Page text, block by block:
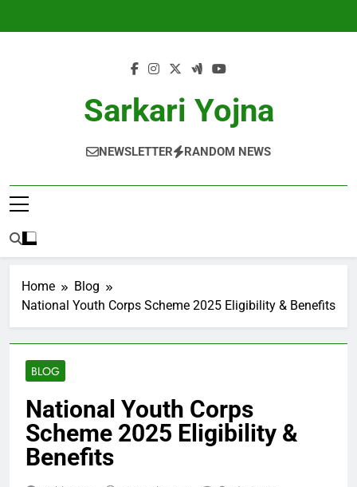
Sarkari Yojna
NEWSLETTER RANDOM NEWS
Home
Blog
National Youth Corps Scheme 2025 Eligibility & Benefits
BLOG
National Youth Corps
Scheme 2025 Eligibility &
Benefits